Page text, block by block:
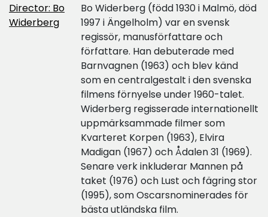
Director: Bo
Widerberg
Bo Widerberg (född 1930 i Malmö, död
1997 i Ängelholm) var en svensk
regissör, manusförfattare och
författare. Han debuterade med
Barnvagnen (1963) och blev känd
som en centralgestalt i den svenska
filmens förnyelse under 1960-talet.
Widerberg regisserade internationellt
uppmärksammade filmer som
Kvarteret Korpen (1963), Elvira
Madigan (1967) och Ådalen 31 (1969).
Senare verk inkluderar Mannen på
taket (1976) och Lust och fägring stor
(1995), som Oscarsnominerades för
bästa utländska film.